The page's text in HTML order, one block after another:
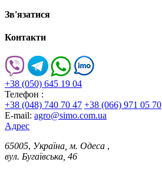
Зв'язатися
Контакти
+38 (050) 645 19 04
Телефон :
+38 (048) 740 70 47 +38 (066) 971 05 70
E-mail: agro@simo.com.ua
Адрес
65005, Україна, м. Одеса ,
вул. Бугаївська, 46